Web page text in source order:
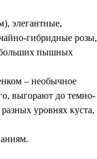
элегантные,
гибридные розы,
пышных
– необычное
выгорают до темно-
уровнях куста,